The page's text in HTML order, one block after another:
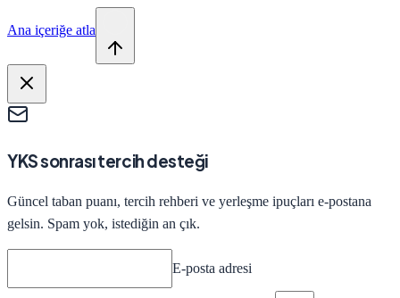
Ana içeriğe atla
YKS sonrası tercih desteği
Güncel taban puanı, tercih rehberi ve yerleşme ipuçları e-postana
gelsin. Spam yok, istediğin an çık.
E-posta adresi